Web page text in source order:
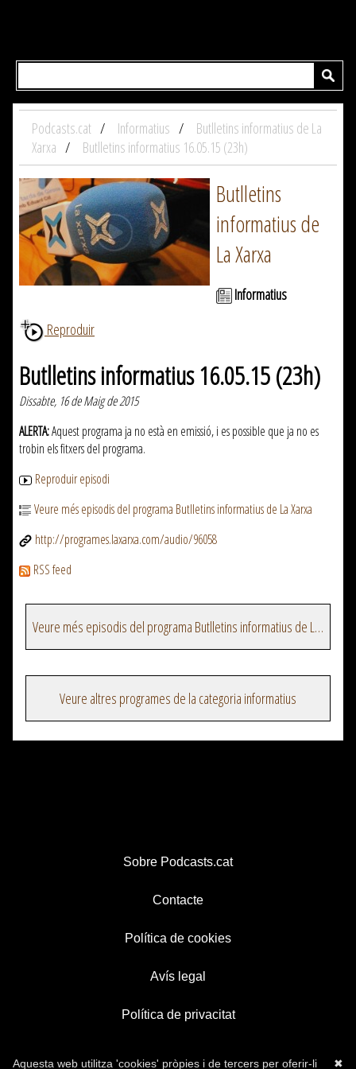
Podcasts.cat Informatius
Butlletins informatius de La
Xarxa
Butlletins informatius 16.05.15 (23h)
Butlletins
informatius de
La Xarxa
Informatius
Reproduir
Butlletins informatius 16.05.15 (23h)
Dissabte, 16 de Maig de 2015
ALERTA:Aquest programa ja no està en emissió, i es possible que ja no es
trobin els fitxers del programa.
Reproduir episodi
Veure més episodis del programa Butlletins informatius de La Xarxa
http://programes.laxarxa.com/audio/96058
RSS feed
Veure més episodis del programa Butlletins informatius de La Xarxa
Veure altres programes de la categoria informatius
Sobre Podcasts.cat
Contacte
Política de cookies
Avís legal
Política de privacitat
✖
Aquesta web utilitza 'cookies' pròpies i de tercers per oferir-li